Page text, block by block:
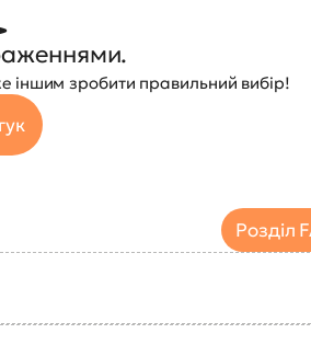
іншим зробити правильний вибір!
Розділ